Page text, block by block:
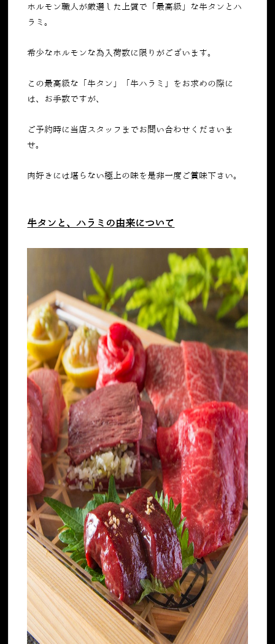
ホルモン職人が厳選した上質で「最高級」な牛タンとハ
ラミ。
希少なホルモンな為入荷数に限りがございます。
この最高級な「牛タン」「牛ハラミ」をお求めの際に
は、お手数ですが、
ご予約時に当店スタッフまでお問い合わせくださいま
せ。
肉好きには堪らない極上の味を是非一度ご賞味下さい。
牛タンと、ハラミの由来について